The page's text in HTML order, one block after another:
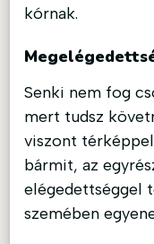
kórnak.
Senki nem fog
mert tudsz
viszont
bármit, az
elégedettséggel
szemében